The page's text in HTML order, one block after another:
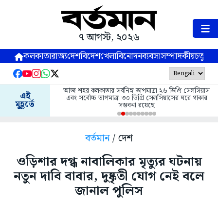
৭ আগস্ট, ২০২৬
কলকাতারাজ্যদেশবিদেশখেলাবিনোদনব্যবসাসম্পাদকীয়
এই
মুহূর্তে
আজ শহর কলকাতার সর্বনিম্ন তাপমাত্রা ২৬ ডিগ্রি সেলসিয়াস
এবং সর্বোচ্চ তাপমাত্রা ৩০ ডিগ্রি সেলসিয়াসের ঘরে থাকার
সম্ভবনা রয়েছে
বর্তমান/ দেশ
ওড়িশার দগ্ধ নাবালিকার মৃত্যুর ঘটনায়
নতুন দাবি বাবার, দুষ্কৃতী যোগ নেই বলে
জানাল পুলিস